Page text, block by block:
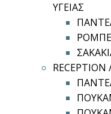
ΥΓΕΙΑΣ
RECEPTION
στη
του